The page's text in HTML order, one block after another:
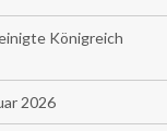
Königreich
2026